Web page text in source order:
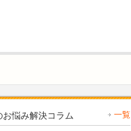
お悩み解決コラム 一覧